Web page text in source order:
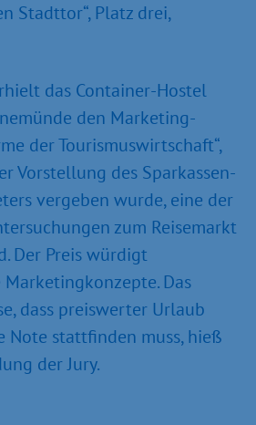
Stadttor“, Platz drei,
das Container-Hostel
den Marketing-
der Tourismuswirtschaft“,
Vorstellung des Sparkassen-
vergeben wurde, eine der
zum Reisemarkt
Der Preis würdigt
Das
dass preiswerter Urlaub
Note stattfinden muss, hieß
der Jury.